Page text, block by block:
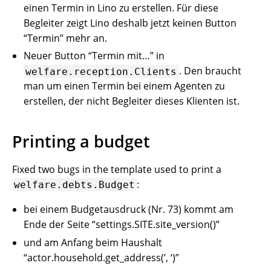
einen Termin in Lino zu erstellen. Für diese
Begleiter zeigt Lino deshalb jetzt keinen Button
“Termin” mehr an.
Neuer Button “Termin mit…” in
welfare.reception.Clients . Den braucht
man um einen Termin bei einem Agenten zu
erstellen, der nicht Begleiter dieses Klienten ist.
Printing a budget
Fixed two bugs in the template used to print a
welfare.debts.Budget :
bei einem Budgetausdruck (Nr. 73) kommt am
Ende der Seite “settings.SITE.site_version()”
und am Anfang beim Haushalt
“actor.household.get_address(’, ‘)”